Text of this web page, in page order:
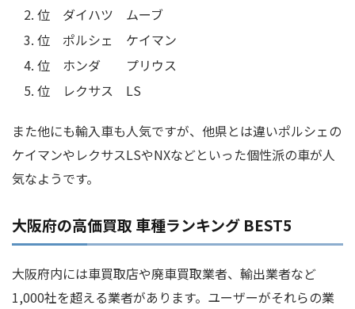
位 ダイハツ ムーブ
位 ポルシェ ケイマン
位 ホンダ プリウス
位 レクサス LS
また他にも輸入車も人気ですが、他県とは違いポルシェの
ケイマンやレクサスLSやNXなどといった個性派の車が人
気なようです。
大阪府の高価買取 車種ランキング BEST5
大阪府内には車買取店や廃車買取業者、輸出業者など
1,000社を超える業者があります。ユーザーがそれらの業